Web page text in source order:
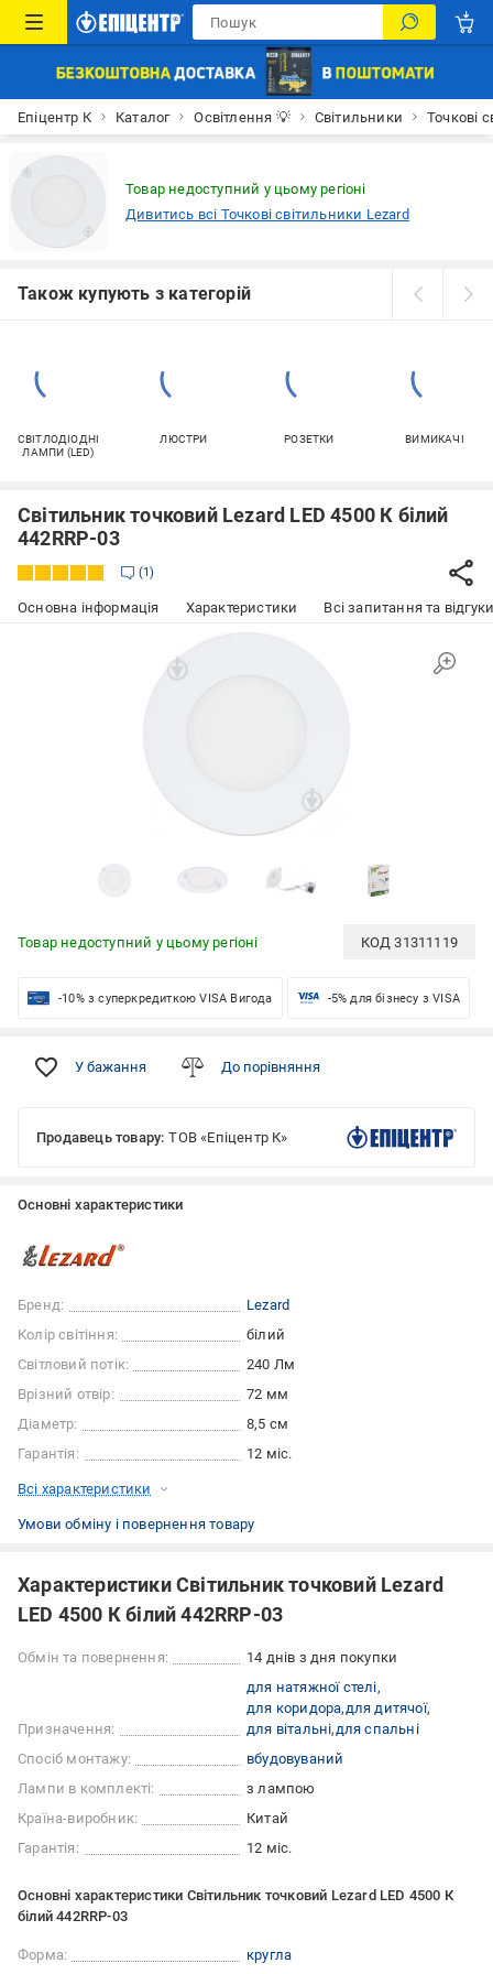
Епіцентр К Каталог Освітлення 💡 Світильники Точкові
Товар недоступний у цьому регіоні
Дивитись всі Точкові світильники Lezard
Також купують з категорій
СВІТЛОДІОДНІ
ЛАМПИ (LED)
ЛЮСТРИ РОЗЕТКИ ВИМИКАЧІ
Світильник точковий Lezard LED 4500 К білий
442RRP-03
1
Основна інформація Характеристики Всі запитання та
Товар недоступний у цьому регіоні КОД31311119
-10% з суперкредиткою VISA Вигода -5% для бізнесу з VISA
У бажання До порівняння
Продавець товару: ТОВ «Епіцентр К»
Основні характеристики
Бренд:
Lezard
Колір світіння:
білий
Світловий потік:
240 Лм
Врізний отвір:
72 мм
Діаметр:
8,5 см
Гарантія:
12 міс.
Всі характеристики
Умови обміну і повернення товару
Характеристики Світильник точковий Lezard
LED 4500 К білий 442RRP-03
Обмін та повернення: 14 днів з дня покупки
Призначення:
для натяжної стелі
для коридора для дитячої
для вітальні для спальні
Спосіб монтажу:
вбудовуваний
Лампи в комплекті:
з лампою
Країна-виробник:
Китай
Гарантія:
12 міс.
Основні характеристики Світильник точковий Lezard LED 4500 К
білий 442RRP-03
Форма: кругла